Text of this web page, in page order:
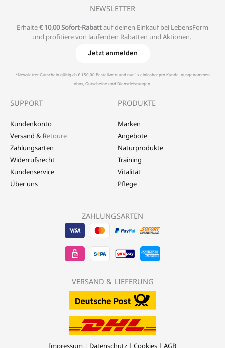
ZAHLUNGSARTEN
Visa
-
LebensForm24
Mastercard
-
Sofort
-
EPS
-
LebensForm24
Sepa
Banktransfer
-
VERSAND & LIEFERUNG
PRODUKTE
Marken
Angebote
Naturprodukte
Training
Vitalität
Pflege
SUPPORT
Kundenkonto
Versand & Retoure
Zahlungsarten
Widerrufsrecht
Kundenservice
Über uns
NEWSLETTER
Erhalte€ 10,00 Sofort-Rabattauf deinen Einkauf bei LebensForm
und profitiere von laufenden Rabatten und Aktionen.
Jetzt anmelden
*Newsletter Gutschein gültig ab € 150,00 Bestellwert und nur 1x einlösbar pro Kunde. Ausgenommen
Abos, Gutscheine und Dienstleistungen.
Impressum | Datenschutz | Cookies | AGB